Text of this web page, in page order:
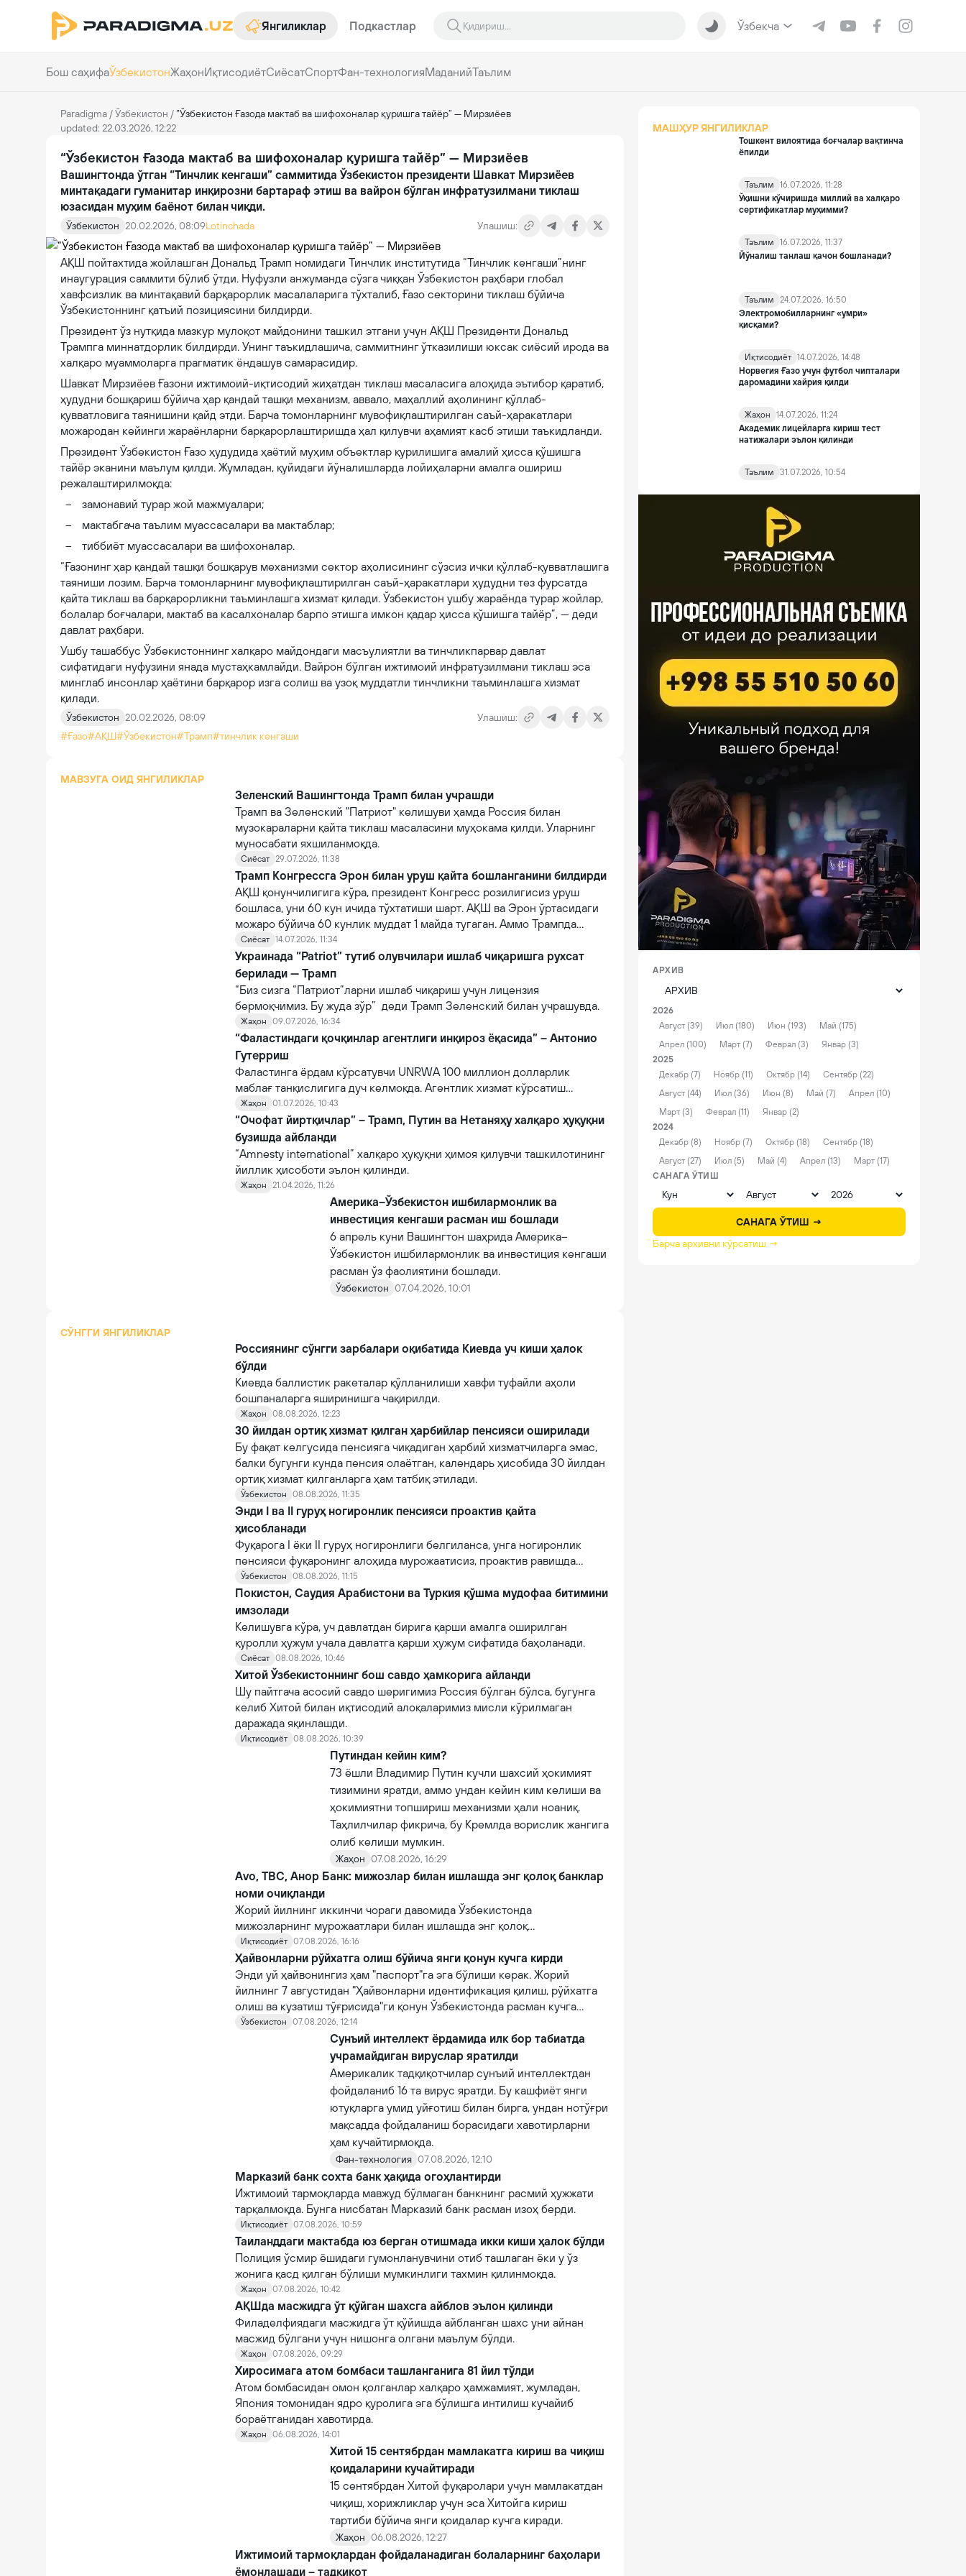
Янгиликлар Подкастлар Ўзбекча
Бош саҳифаЎзбекистонЖаҳонИқтисодиётСиёсатСпортФан-технологияМаданийТаълим
Paradigma /Ўзбекистон / “Ўзбекистон Ғазода мактаб ва шифохоналар қуришга тайёр” — Мирзиёев
updated: 22.03.2026, 12:22
“Ўзбекистон Ғазода мактаб ва шифохоналар қуришга тайёр” — Мирзиёев
Вашингтонда ўтган “Тинчлик кенгаши” саммитида Ўзбекистон президенти Шавкат Мирзиёев
минтақадаги гуманитар инқирозни бартараф этиш ва вайрон бўлган инфратузилмани тиклаш
юзасидан муҳим баёнот билан чиқди.
Ўзбекистон 20.02.2026, 08:09Lotinchada Улашиш:
АҚШ пойтахтида жойлашган Дональд Трамп номидаги Тинчлик институтида “Тинчлик кенгаши”нинг
инаугурация саммити бўлиб ўтди. Нуфузли анжуманда сўзга чиққан Ўзбекистон раҳбари глобал
хавфсизлик ва минтақавий барқарорлик масалаларига тўхталиб, Ғазо секторини тиклаш бўйича
Ўзбекистоннинг қатъий позициясини билдирди.
Президент ўз нутқида мазкур мулоқот майдонини ташкил этгани учун АҚШ Президенти Дональд
Трампга миннатдорлик билдирди. Унинг таъкидлашича, саммитнинг ўтказилиши юксак сиёсий ирода ва
халқаро муаммоларга прагматик ёндашув самарасидир.
Шавкат Мирзиёев Ғазони ижтимоий-иқтисодий жиҳатдан тиклаш масаласига алоҳида эътибор қаратиб,
ҳудудни бошқариш бўйича ҳар қандай ташқи механизм, аввало, маҳаллий аҳолининг қўллаб-
қувватловига таянишини қайд этди. Барча томонларнинг мувофиқлаштирилган саъй-ҳаракатлари
можародан кейинги жараёнларни барқарорлаштиришда ҳал қилувчи аҳамият касб этиши таъкидланди.
Президент Ўзбекистон Ғазо ҳудудида ҳаётий муҳим объектлар қурилишига амалий ҳисса қўшишга
тайёр эканини маълум қилди. Жумладан, қуйидаги йўналишларда лойиҳаларни амалга ошириш
режалаштирилмоқда:
замонавий турар жой мажмуалари;
мактабгача таълим муассасалари ва мактаблар;
тиббиёт муассасалари ва шифохоналар.
“Ғазонинг ҳар қандай ташқи бошқарув механизми сектор аҳолисининг сўзсиз ички қўллаб-қувватлашига
таяниши лозим. Барча томонларнинг мувофиқлаштирилган саъй-ҳаракатлари ҳудудни тез фурсатда
қайта тиклаш ва барқарорликни таъминлашга хизмат қилади. Ўзбекистон ушбу жараёнда турар жойлар,
болалар боғчалари, мактаб ва касалхоналар барпо этишга имкон қадар ҳисса қўшишга тайёр”, — деди
давлат раҳбари.
Ушбу ташаббус Ўзбекистоннинг халқаро майдондаги масъулиятли ва тинчликпарвар давлат
сифатидаги нуфузини янада мустаҳкамлайди. Вайрон бўлган ижтимоий инфратузилмани тиклаш эса
минглаб инсонлар ҳаётини барқарор изга солиш ва узоқ муддатли тинчликни таъминлашга хизмат
қилади.
Ўзбекистон 20.02.2026, 08:09
Улашиш:
#Ғазо#АҚШ#Ўзбекистон#Трамп#тинчлик кенгаши
МАВЗУГА ОИД ЯНГИЛИКЛАР
Зеленский Вашингтонда Трамп билан учрашди
Трамп ва Зеленский "Патриот" келишуви ҳамда Россия билан
музокараларни қайта тиклаш масалаcини муҳокама қилди. Уларнинг
муносабати яхшиланмоқда.
Сиёсат 29.07.2026, 11:38
Трамп Конгрессга Эрон билан уруш қайта бошланганини билдирди
АҚШ қонунчилигига кўра, президент Конгресс розилигисиз уруш
бошласа, уни 60 кун ичида тўхтатиши шарт. АҚШ ва Эрон ўртасидаги
можаро бўйича 60 кунлик муддат 1 майда тугаган. Аммо Трампда
урушни давом эттириш учун "баҳона" мавжуд.
Сиёсат 14.07.2026, 11:34
Украинада “Patriot” тутиб олувчилари ишлаб чиқаришга рухсат
берилади — Трамп
“Биз сизга “Патриот”ларни ишлаб чиқариш учун лицензия
бермоқчимиз. Бу жуда зўр” деди Трамп Зеленский билан учрашувда.
Жаҳон 09.07.2026, 16:34
“Фаластиндаги қочқинлар агентлиги инқироз ёқасида” – Антонио
Гутерриш
Фаластинга ёрдам кўрсатувчи UNRWA 100 миллион долларлик
маблағ танқислигига дуч келмоқда. Агентлик хизмат кўрсатиш
соатларини 20 фоизга камайтирган
Жаҳон 01.07.2026, 10:43
“Очофат йиртқичлар” – Трамп, Путин ва Нетаняҳу халқаро ҳуқуқни
бузишда айбланди
“Amnesty international” халқаро ҳуқуқни ҳимоя қилувчи ташкилотининг
йиллик ҳисоботи эълон қилинди.
Жаҳон 21.04.2026, 11:26
Америка–Ўзбекистон ишбилармонлик ва
инвестиция кенгаши расман иш бошлади
6 апрель куни Вашингтон шаҳрида Америка–
Ўзбекистон ишбилармонлик ва инвестиция кенгаши
расман ўз фаолиятини бошлади.
Ўзбекистон 07.04.2026, 10:01
СЎНГГИ ЯНГИЛИКЛАР
Россиянинг сўнгги зарбалари оқибатида Киевда уч киши ҳалок
бўлди
Киевда баллистик ракеталар қўлланилиши хавфи туфайли аҳоли
бошпаналарга яширинишга чақирилди.
Жаҳон 08.08.2026, 12:23
30 йилдан ортиқ хизмат қилган ҳарбийлар пенсияси оширилади
Бу фақат келгусида пенсияга чиқадиган ҳарбий хизматчиларга эмас,
балки бугунги кунда пенсия олаётган, календарь ҳисобида 30 йилдан
ортиқ хизмат қилганларга ҳам татбиқ этилади.
Ўзбекистон 08.08.2026, 11:35
Энди I ва II гуруҳ ногиронлик пенсияси проактив қайта
ҳисобланади
Фуқарога I ёки II гуруҳ ногиронлиги белгиланса, унга ногиронлик
пенсияси фуқаронинг алоҳида мурожаатисиз, проактив равишда
тайинланади.
Ўзбекистон 08.08.2026, 11:15
Покистон, Саудия Арабистони ва Туркия қўшма мудофаа битимини
имзолади
Келишувга кўра, уч давлатдан бирига қарши амалга оширилган
қуролли ҳужум учала давлатга қарши ҳужум сифатида баҳоланади.
Сиёсат 08.08.2026, 10:46
Хитой Ўзбекистоннинг бош савдо ҳамкорига айланди
Шу пайтгача асосий савдо шеригимиз Россия бўлган бўлса, бугунга
келиб Хитой билан иқтисодий алоқаларимиз мисли кўрилмаган
даражада яқинлашди.
Иқтисодиёт 08.08.2026, 10:39
Путиндан кейин ким?
73 ёшли Владимир Путин кучли шахсий ҳокимият
тизимини яратди, аммо ундан кейин ким келиши ва
ҳокимиятни топшириш механизми ҳали ноаниқ.
Таҳлилчилар фикрича, бу Кремлда ворислик жангига
олиб келиши мумкин.
Жаҳон 07.08.2026, 16:29
Avo, TBC, Анор Банк: мижозлар билан ишлашда энг қолоқ банклар
номи очиқланди
Жорий йилнинг иккинчи чораги давомида Ўзбекистонда
мижозларнинг мурожаатлари билан ишлашда энг қолоқ
кўрсаткичларга эга 10 та тижорий банклар рўйхати очиқланган.
Иқтисодиёт 07.08.2026, 16:16
Ҳайвонларни рўйхатга олиш бўйича янги қонун кучга кирди
Энди уй ҳайвонингиз ҳам "паспорт"га эга бўлиши керак. Жорий
йилнинг 7 августидан "Ҳайвонларни идентификация қилиш, рўйхатга
олиш ва кузатиш тўғрисида"ги қонун Ўзбекистонда расман кучга
кирди.
Ўзбекистон 07.08.2026, 12:14
Сунъий интеллект ёрдамида илк бор табиатда
учрамайдиган вируслар яратилди
Америкалик тадқиқотчилар сунъий интеллектдан
фойдаланиб 16 та вирус яратди. Бу кашфиёт янги
ютуқларга умид уйғотиш билан бирга, ундан нотўғри
мақсадда фойдаланиш борасидаги хавотирларни
ҳам кучайтирмоқда.
Фан-технология 07.08.2026, 12:10
Марказий банк сохта банк ҳақида огоҳлантирди
Ижтимоий тармоқларда мавжуд бўлмаган банкнинг расмий ҳужжати
тарқалмоқда. Бунга нисбатан Марказий банк расман изоҳ берди.
Иқтисодиёт 07.08.2026, 10:59
Таиланддаги мактабда юз берган отишмада икки киши ҳалок бўлди
Полиция ўсмир ёшидаги гумонланувчини отиб ташлаган ёки у ўз
жонига қасд қилган бўлиши мумкинлиги тахмин қилинмоқда.
Жаҳон 07.08.2026, 10:42
АҚШда масжидга ўт қўйган шахсга айблов эълон қилинди
Филаделфиядаги масжидга ўт қўйишда айбланган шахс уни айнан
масжид бўлгани учун нишонга олгани маълум бўлди.
Жаҳон 07.08.2026, 09:29
Хиросимага атом бомбаси ташланганига 81 йил тўлди
Атом бомбасидан омон қолганлар халқаро ҳамжамият, жумладан,
Япония томонидан ядро қуролига эга бўлишга интилиш кучайиб
бораётганидан хавотирда.
Жаҳон 06.08.2026, 14:01
Хитой 15 сентябрдан мамлакатга кириш ва чиқиш
қоидаларини кучайтиради
15 сентябрдан Хитой фуқаролари учун мамлакатдан
чиқиш, хорижликлар учун эса Хитойга кириш
тартиби бўйича янги қоидалар кучга киради.
Жаҳон 06.08.2026, 12:27
Ижтимоий тармоқлардан фойдаланадиган болаларнинг баҳолари
ёмонлашади – тадқиқот
МАШҲУР ЯНГИЛИКЛАР
Тошкент вилоятида боғчалар вақтинча
ёпилди
Таълим
16.07.2026, 11:28
Ўқишни кўчиришда миллий ва халқаро
сертификатлар муҳимми?
Таълим
16.07.2026, 11:37
Йўналиш танлаш қачон бошланади?
Таълим
24.07.2026, 16:50
Электромобилларнинг «умри»
қисқами?
Иқтисодиёт 14.07.2026, 14:48
Норвегия Ғазо учун футбол чипталари
даромадини хайрия қилди
Жаҳон
14.07.2026, 11:24
Академик лицейларга кириш тест
натижалари эълон қилинди
Таълим 31.07.2026, 10:54
АРХИВ
2026
Август (39)
Июл (180) Июн (193)
Май (175)
Апрел (100)
Март (7) Феврал (3)
Январ (3)
2025
Декабр (7)
Ноябр (11) Октябр (14)
Сентябр (22)
Август (44)
Июл (36) Июн (8) Май (7)
Апрел (10)
Март (3)
Феврал (11)
Январ (2)
2024
Декабр (8)
Ноябр (7) Октябр (18)
Сентябр (18)
Август (27)
Июл (5) Май (4) Апрел (13)
Март (17)
САНАГА ЎТИШ
САНАГА ЎТИШ →
Барча архивни кўрсатиш →